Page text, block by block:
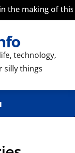
making of this
technology,
silly things